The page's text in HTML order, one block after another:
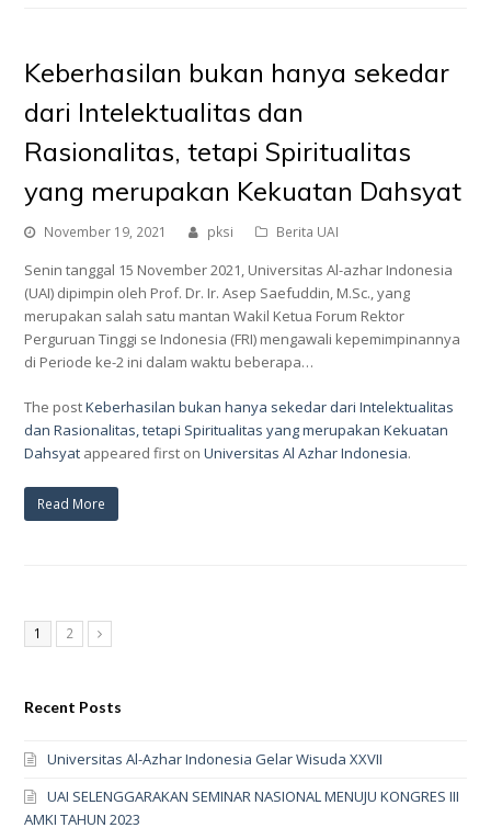
Keberhasilan bukan hanya sekedar
dari Intelektualitas dan
Rasionalitas, tetapi Spiritualitas
yang merupakan Kekuatan Dahsyat
November 19, 2021 pksi Berita UAI
Senin tanggal 15 November 2021, Universitas Al-azhar Indonesia
(UAI) dipimpin oleh Prof. Dr. Ir. Asep Saefuddin, M.Sc., yang
merupakan salah satu mantan Wakil Ketua Forum Rektor
Perguruan Tinggi se Indonesia (FRI) mengawali kepemimpinannya
di Periode ke-2 ini dalam waktu beberapa…
The postKeberhasilan bukan hanya sekedar dari Intelektualitas
dan Rasionalitas, tetapi Spiritualitas yang merupakan Kekuatan
Dahsyat appeared first onUniversitas Al Azhar Indonesia.
Read More
Page
1 Page
2 Next
Recent Posts
Universitas Al-Azhar Indonesia Gelar Wisuda XXVII
UAI SELENGGARAKAN SEMINAR NASIONAL MENUJU KONGRES III
AMKI TAHUN 2023